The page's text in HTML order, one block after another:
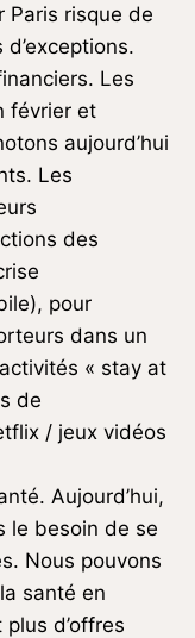
Paris risque de
Les
février et
aujourd’hui
Les
des
pour
dans un
« stay at
de
/ jeux vidéos
Aujourd’hui,
le besoin de se
Nous pouvons
santé en
d’offres